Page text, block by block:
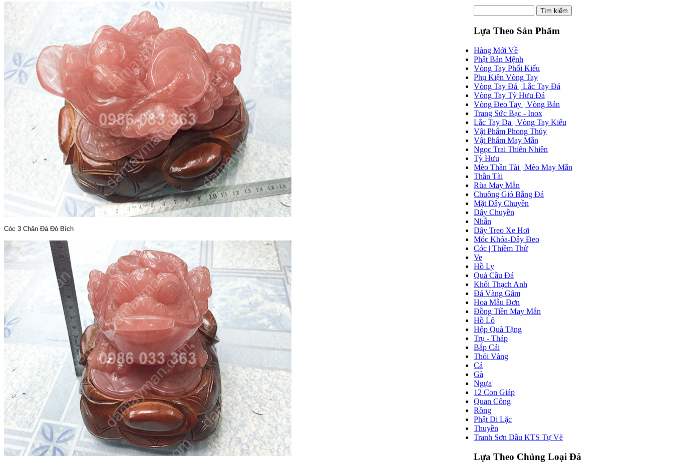
Cóc 3 Chân Đá Đỏ Bích
Lựa Theo Sản Phẩm
Hàng Mới Về
Phật Bản Mệnh
Vòng Tay Phối Kiểu
Phụ Kiện Vòng Tay
Vòng Tay Đá | Lắc Tay Đá
Vòng Tay Tỳ Hưu Đá
Vòng Đeo Tay | Vòng Bản
Trang Sức Bạc - Inox
Lắc Tay Da | Vòng Tay Kiểu
Vật Phẩm Phong Thủy
Vật Phẩm May Mắn
Ngọc Trai Thiên Nhiên
Tỳ Hưu
Mèo Thần Tài | Mèo May Mắn
Thần Tài
Rùa May Mắn
Chuông Gió Bằng Đá
Mặt Dây Chuyền
Dây Chuyền
Nhẫn
Dây Treo Xe Hơi
Móc Khóa-Dây Đeo
Cóc | Thiềm Thừ
Ve
Hồ Ly
Quả Cầu Đá
Khối Thạch Anh
Đá Vàng Gâm
Hoa Mẫu Đơn
Đồng Tiền May Mắn
Hồ Lô
Hộp Quà Tặng
Trụ - Tháp
Bắp Cải
Thỏi Vàng
Cá
Gà
Ngựa
12 Con Giáp
Quan Công
Rồng
Phật Di Lặc
Thuyền
Tranh Sơn Dầu KTS Tự Vẽ
Lựa Theo Chủng Loại Đá